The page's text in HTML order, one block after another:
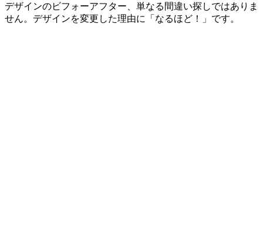
デザインのビフォーアフター、単なる間違い探しではありま
せん。デザインを変更した理由に「なるほど！」です。